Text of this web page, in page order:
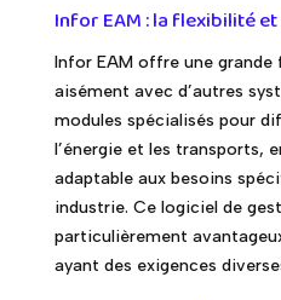
Infor EAM : la flexibilité
Infor EAM offre une grande
aisément avec d’autres
modules spécialisés pour
l’énergie et les transports,
adaptable aux besoins
industrie. Ce logiciel de
particulièrement
ayant des exigences